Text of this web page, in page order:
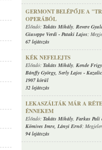
GERMONT BELÉPŐJE A
OPERÁBÓL
Előadó: Takáts Mihály, Revere
Giuseppe Verdi - Pataki Lajos;
67 lejátszás
KÉK NEFELEJTS
Előadó: Takáts Mihály, Kende
Bánffy György, Serly Lajos -
1907 körül
32 lejátszás
LEKASZÁLTÁK MÁR A
ÉNNEKEM
Előadó: Takáts Mihály, Farkas Pali
Kömives Imre, Lányi Ernő;
94 lejátszás